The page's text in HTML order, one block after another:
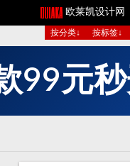
欧莱凯设计网
按分类↓
按标签↓
多 组